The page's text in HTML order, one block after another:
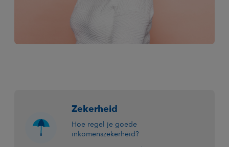
Zekerheid
Hoe regel je goede
inkomenszekerheid?